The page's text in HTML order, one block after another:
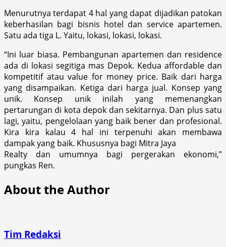
Menurutnya terdapat 4 hal yang dapat dijadikan patokan
keberhasilan bagi bisnis hotel dan service apartemen.
Satu ada tiga L. Yaitu, lokasi, lokasi, lokasi.
“Ini luar biasa. Pembangunan apartemen dan residence
ada di lokasi segitiga mas Depok. Kedua affordable dan
kompetitif atau value for money price. Baik dari harga
yang disampaikan. Ketiga dari harga jual. Konsep yang
unik. Konsep unik inilah yang memenangkan
pertarungan di kota depok dan sekitarnya. Dan plus satu
lagi, yaitu, pengelolaan yang baik bener dan profesional.
Kira kira kalau 4 hal ini terpenuhi akan membawa
dampak yang baik. Khususnya bagi Mitra Jaya
Realty dan umumnya bagi pergerakan ekonomi,”
pungkas Ren.
About the Author
Tim Redaksi